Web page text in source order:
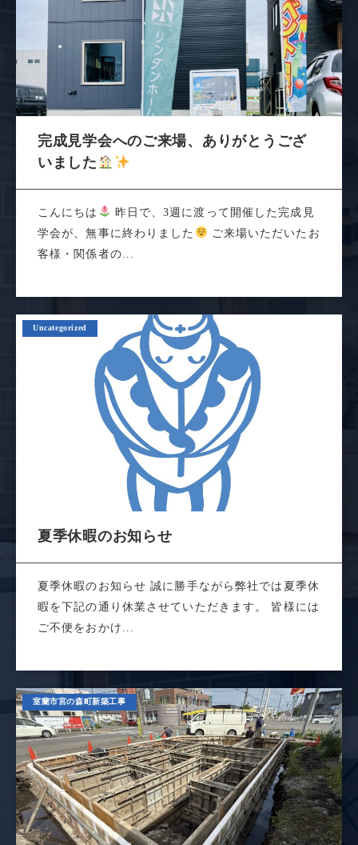
完成見学会へのご来場、ありがとうござ
いました
こんにちは
昨日で、3週に渡って開催した完成見
学会が、無事に終わりました
ご来場いただいたお
客様・関係者の...
Uncategorized
夏季休暇のお知らせ
夏季休暇のお知らせ 誠に勝手ながら弊社では夏季休
暇を下記の通り休業させていただきます。 皆様には
ご不便をおかけ...
室蘭市宮の森町新築工事